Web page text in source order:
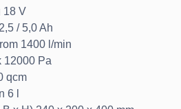
18 V
/ 5,0 Ah
1400 l/min
12000 Pa
qcm
6 l